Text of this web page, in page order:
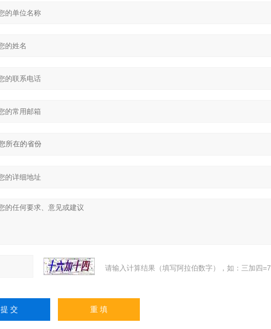
请输入计算结果（填写阿拉伯数字），如：三加四=7